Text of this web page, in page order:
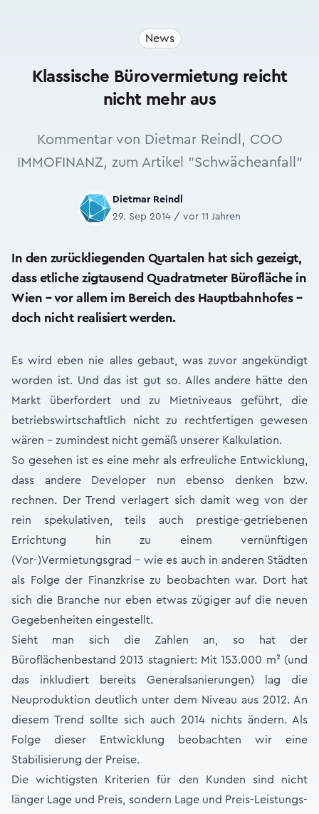
News
Klassische Bürovermietung reicht
nicht mehr aus
Kommentar von Dietmar Reindl, COO
IMMOFINANZ, zum Artikel "Schwächeanfall"
Dietmar Reindl
29. Sep 2014 / vor 11 Jahren
In den zurückliegenden Quartalen hat sich gezeigt,
dass etliche zigtausend Quadratmeter Bürofläche in
Wien – vor allem im Bereich des Hauptbahnhofes –
doch nicht realisiert werden.
Es wird eben nie alles gebaut, was zuvor angekündigt
worden ist. Und das ist gut so. Alles andere hätte den
Markt überfordert und zu Mietniveaus geführt, die
betriebswirtschaftlich nicht zu rechtfertigen gewesen
wären – zumindest nicht gemäß unserer Kalkulation.
So gesehen ist es eine mehr als erfreuliche Entwicklung,
dass andere Developer nun ebenso denken bzw.
rechnen. Der Trend verlagert sich damit weg von der
rein spekulativen, teils auch prestige-getriebenen
Errichtung hin zu einem vernünftigen
(Vor-)Vermietungsgrad – wie es auch in anderen Städten
als Folge der Finanzkrise zu beobachten war. Dort hat
sich die Branche nur eben etwas zügiger auf die neuen
Gegebenheiten eingestellt.
Sieht man sich die Zahlen an, so hat der
Büroflächenbestand 2013 stagniert: Mit 153.000 m² (und
das inkludiert bereits Generalsanierungen) lag die
Neuproduktion deutlich unter dem Niveau aus 2012. An
diesem Trend sollte sich auch 2014 nichts ändern. Als
Folge dieser Entwicklung beobachten wir eine
Stabilisierung der Preise.
Die wichtigsten Kriterien für den Kunden sind nicht
länger Lage und Preis, sondern Lage und Preis-Leistungs-